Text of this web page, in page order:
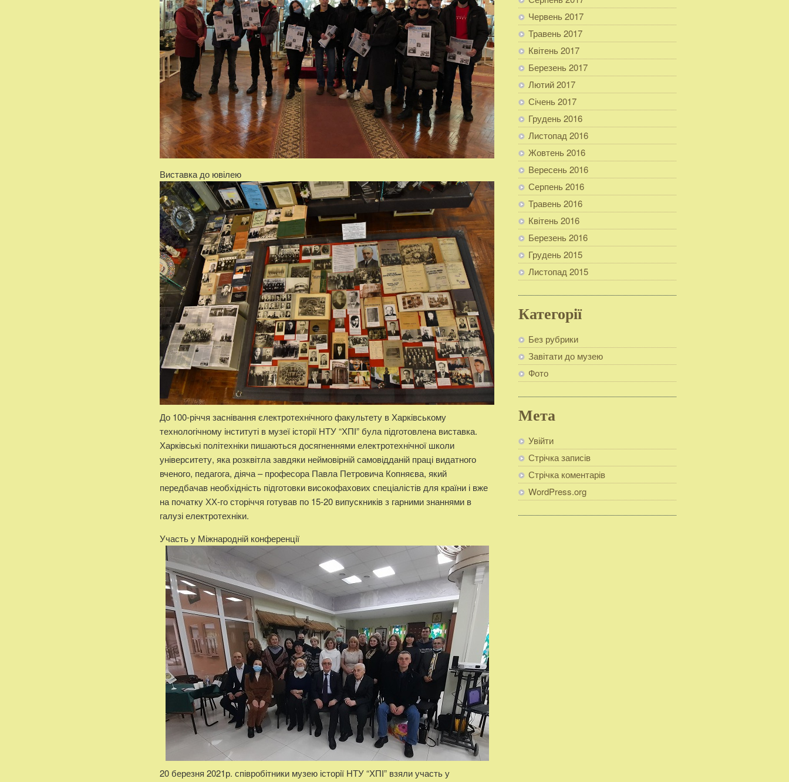
Виставка до ювілею
До 100-річчя заснівання єлектротехнічного факультету в Харківському
технологічному інституті в музеї історії НТУ “ХПІ” була підготовлена виставка.
Харківські політехніки пишаються досягненнями електротехнічної школи
університету, яка розквітла завдяки неймовірній самовідданій праці видатного
вченого, педагога, діяча – професора Павла Петровича Копняєва, який
передбачав необхідність підготовки високофахових спеціалістів для країни і вже
на початку ХХ-го сторіччя готував по 15-20 випускників з гарними знаннями в
галузі електротехніки.
Участь у Міжнародній конференції
20 березня 2021р. співробітники музею історії НТУ “ХПІ” взяли участь у
Червень 2017
Травень 2017
Квітень 2017
Березень 2017
Лютий 2017
Січень 2017
Грудень 2016
Листопад 2016
Жовтень 2016
Вересень 2016
Серпень 2016
Травень 2016
Квітень 2016
Березень 2016
Грудень 2015
Листопад 2015
Категорії
Без рубрики
Завітати до музею
Фото
Мета
Увійти
Стрічка записів
Стрічка коментарів
WordPress.org